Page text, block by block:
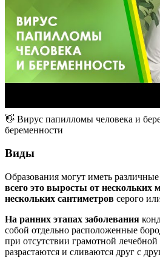
👋 Вирус папилломы человека и
беременности
Виды
Образования могут иметь
всего это выросты от нескольких
нескольких сантиметров серого
На ранних этапах заболевания
собой отдельно расположенные
при отсутствии грамотной
разрастаются и сливаются друг с